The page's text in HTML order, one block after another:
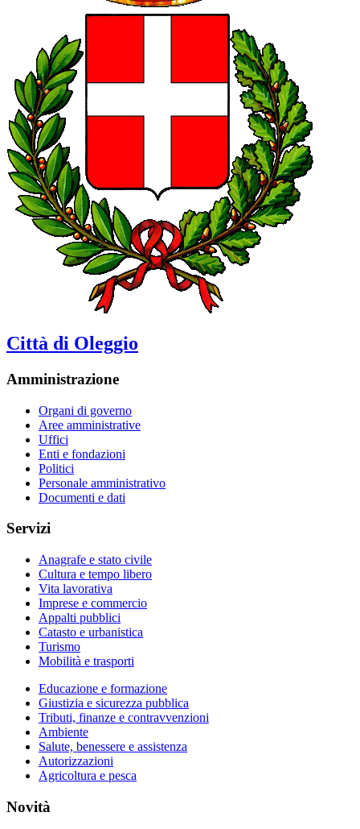
Città di Oleggio
Amministrazione
Organi di governo
Aree amministrative
Uffici
Enti e fondazioni
Politici
Personale amministrativo
Documenti e dati
Servizi
Anagrafe e stato civile
Cultura e tempo libero
Vita lavorativa
Imprese e commercio
Appalti pubblici
Catasto e urbanistica
Turismo
Mobilità e trasporti
Educazione e formazione
Giustizia e sicurezza pubblica
Tributi, finanze e contravvenzioni
Ambiente
Salute, benessere e assistenza
Autorizzazioni
Agricoltura e pesca
Novità